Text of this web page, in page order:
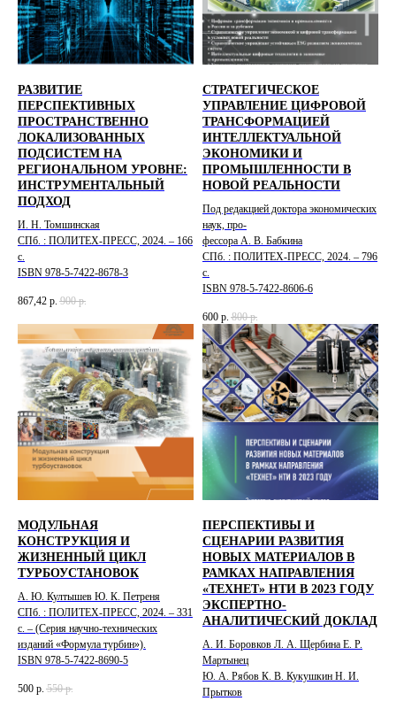
РАЗВИТИЕ
ПЕРСПЕКТИВНЫХ
ПРОСТРАНСТВЕННО
ЛОКАЛИЗОВАННЫХ
ПОДСИСТЕМ НА
РЕГИОНАЛЬНОМ УРОВНЕ:
ИНСТРУМЕНТАЛЬНЫЙ
ПОДХОД
И. Н. Томшинская
СПб. : ПОЛИТЕХ-ПРЕСС, 2024. – 166
с.
ISBN 978-5-7422-8678-3
867,42 р. 900 р.
СТРАТЕГИЧЕСКОЕ
УПРАВЛЕНИЕ ЦИФРОВОЙ
ТРАНСФОРМАЦИЕЙ
ИНТЕЛЛЕКТУАЛЬНОЙ
ЭКОНОМИКИ И
ПРОМЫШЛЕННОСТИ В
НОВОЙ РЕАЛЬНОСТИ
Под редакцией доктора экономических
наук, про-
фессора А. В. Бабкина
СПб. : ПОЛИТЕХ-ПРЕСС, 2024. – 796
с.
ISBN 978-5-7422-8606-6
600 р. 800 р.
МОДУЛЬНАЯ
КОНСТРУКЦИЯ И
ЖИЗНЕННЫЙ ЦИКЛ
ТУРБОУСТАНОВОК
А. Ю. Култышев Ю. К. Петреня
СПб. : ПОЛИТЕХ-ПРЕСС, 2024. – 331
с. – (Серия научно-технических
изданий «Формула турбин»).
ISBN 978-5-7422-8690-5
500 р. 550 р.
ПЕРСПЕКТИВЫ И
СЦЕНАРИИ РАЗВИТИЯ
НОВЫХ МАТЕРИАЛОВ В
РАМКАХ НАПРАВЛЕНИЯ
«ТЕХНЕТ» НТИ В 2023 ГОДУ
ЭКСПЕРТНО-
АНАЛИТИЧЕСКИЙ ДОКЛАД
А. И. Боровков Л. А. Щербина Е. Р.
Мартынец
Ю. А. Рябов К. В. Кукушкин Н. И.
Прытков